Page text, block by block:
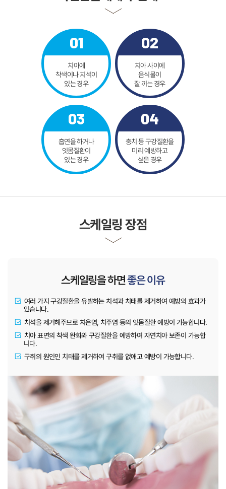
치아에
착색이나치석이
치아 사이에
음식물이
흡연을 하거나
잇몸질환이
충치 등 구강질환을
스케일링을 하면
여러 가지 구강질환을 유발하는 치석과 치태를 제거하여 예방의 효과가